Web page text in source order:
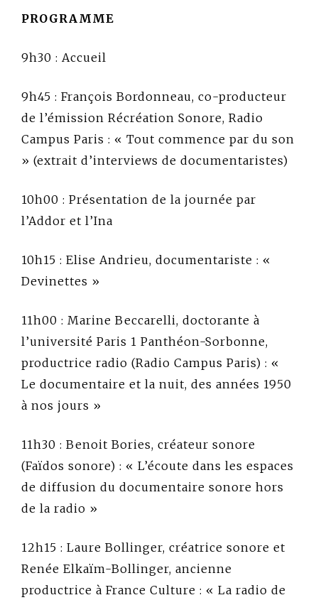
PROGRAMME
9h30 : Accueil
9h45 : François Bordonneau, co-producteur
de l’émission Récréation Sonore, Radio
Campus Paris : « Tout commence par du son
» (extrait d’interviews de documentaristes)
10h00 : Présentation de la journée par
l’Addor et l’Ina
10h15 : Elise Andrieu, documentariste : «
Devinettes »
11h00 : Marine Beccarelli, doctorante à
l’université Paris 1 Panthéon-Sorbonne,
productrice radio (Radio Campus Paris) : «
Le documentaire et la nuit, des années 1950
à nos jours »
11h30 : Benoit Bories, créateur sonore
(Faïdos sonore) : « L’écoute dans les espaces
de diffusion du documentaire sonore hors
de la radio »
12h15 : Laure Bollinger, créatrice sonore et
Renée Elkaïm-Bollinger, ancienne
productrice à France Culture : « La radio de